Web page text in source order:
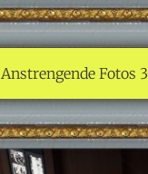
Anstrengende Fotos 3